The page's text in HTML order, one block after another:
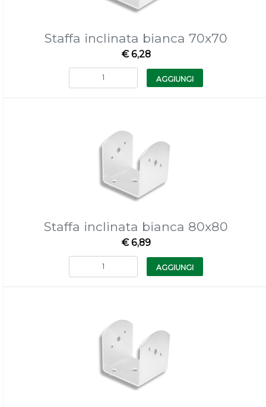
Staffa inclinata bianca 70x70
€ 6,28
Quantità
AGGIUNGI
Staffa inclinata bianca 80x80
€ 6,89
Quantità
AGGIUNGI